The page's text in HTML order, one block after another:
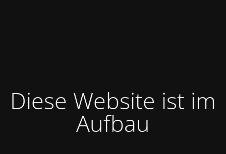
Diese Website ist im
Aufbau